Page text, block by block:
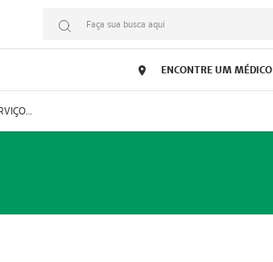
Faça sua busca aqui
ENCONTRE UM MÉDICO
MUDANÇA DE ENDEREÇO - DIAGITAB SERVIÇOS MÉDICOS LTDA (54003267-5)